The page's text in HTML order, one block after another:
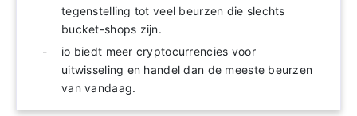
tegenstelling tot veel beurzen die slechts
bucket-shops zijn.
io biedt meer cryptocurrencies voor
uitwisseling en handel dan de meeste beurzen
van vandaag.